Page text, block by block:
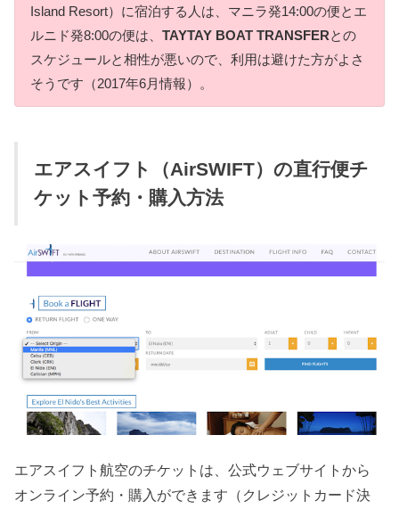
Island Resort）に宿泊する人は、マニラ発14:00の便とエ
ルニド発8:00の便は、TAYTAY BOAT TRANSFERとの
スケジュールと相性が悪いので、利用は避けた方がよさ
そうです（2017年6月情報）。
エアスイフト（AirSWIFT）の直行便チ
ケット予約・購入方法
エアスイフト航空のチケットは、公式ウェブサイトから
オンライン予約・購入ができます（クレジットカード決